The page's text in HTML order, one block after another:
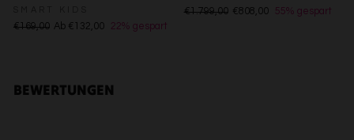
€169,00 Ab €132,00 22% gespart
€1.799,00 €808,00 55% gespart
BEWERTUNGEN